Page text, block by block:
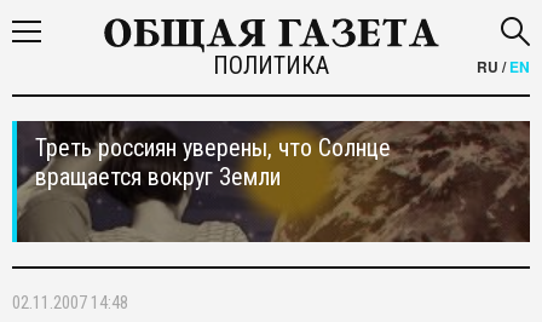
ПОЛИТИКА RU /EN
Треть россиян уверены, что Солнце
вращается вокруг Земли
02.11.2007 14:48